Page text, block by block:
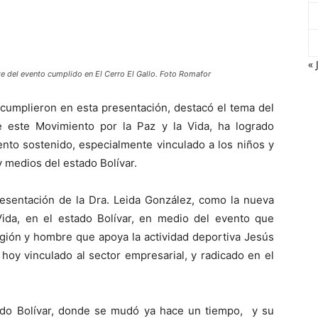
del evento cumplido en El Cerro El Gallo. Foto Romafor
en esta presentación, destacó el tema del
este Movimiento por la Paz y la Vida, ha logrado
sostenido, especialmente vinculado a los niños y
del estado Bolívar.
de la Dra. Leida González, como la nueva
en el estado Bolívar, en medio del evento que
y hombre que apoya la actividad deportiva Jesús
vinculado al sector empresarial, y radicado en el
Bolívar, donde se mudó ya hace un tiempo, y su
«